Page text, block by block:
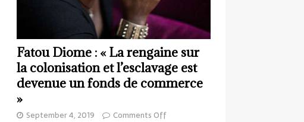
Fatou Diome : « La rengaine sur
la colonisation et l’esclavage est
devenue un fonds de commerce
»
September 4, 2019 Comments Off